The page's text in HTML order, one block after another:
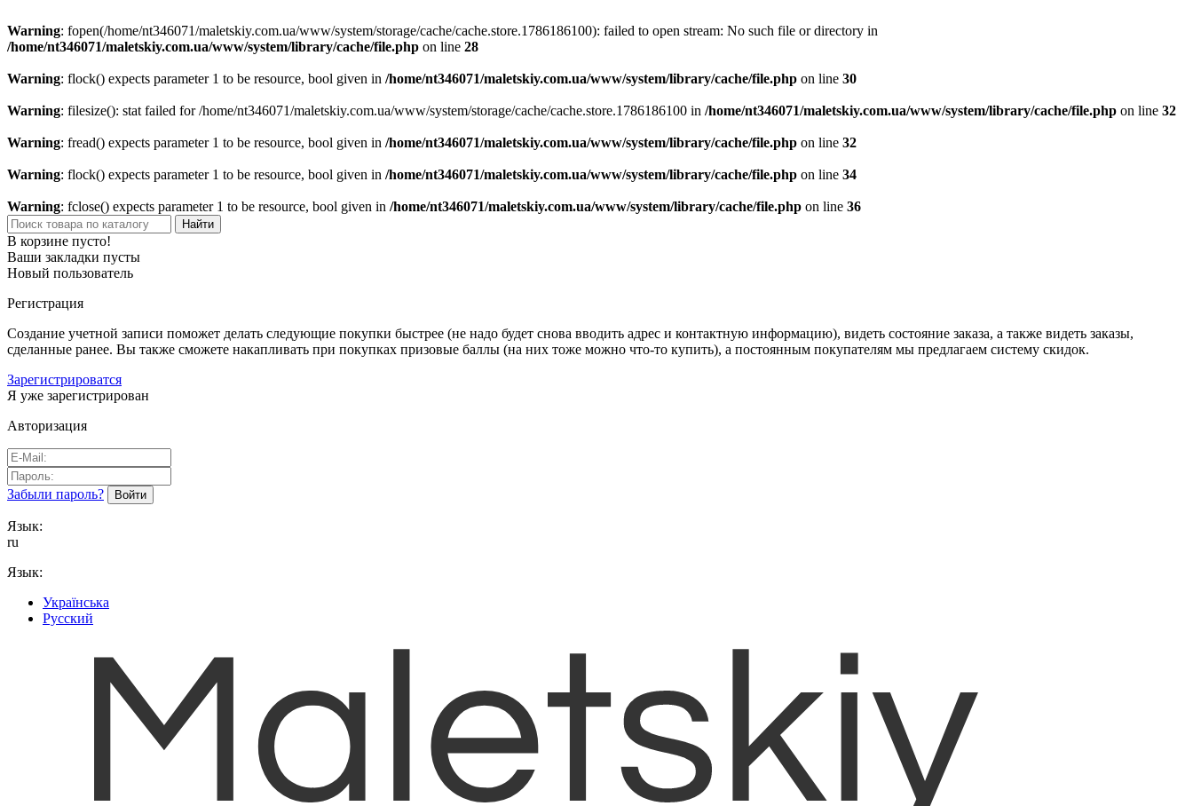
Warning: fopen(/home/nt346071/maletskiy.com.ua/www/system/storage/cache/cache.store.1786186100): failed to open stream: No such file or directory in
/home/nt346071/maletskiy.com.ua/www/system/library/cache/file.php on line 28
Warning: flock() expects parameter 1 to be resource, bool given in /home/nt346071/maletskiy.com.ua/www/system/library/cache/file.php on line 30
Warning: filesize(): stat failed for /home/nt346071/maletskiy.com.ua/www/system/storage/cache/cache.store.1786186100 in /home/nt346071/maletskiy.com.ua/www/system/library/cache/file.php on line 32
Warning: fread() expects parameter 1 to be resource, bool given in /home/nt346071/maletskiy.com.ua/www/system/library/cache/file.php on line 32
Warning: flock() expects parameter 1 to be resource, bool given in /home/nt346071/maletskiy.com.ua/www/system/library/cache/file.php on line 34
Warning: fclose() expects parameter 1 to be resource, bool given in /home/nt346071/maletskiy.com.ua/www/system/library/cache/file.php on line 36
Найти
В корзине пусто!
Ваши закладки пусты
Новый пользователь
Регистрация
Создание учетной записи поможет делать следующие покупки быстрее (не надо будет снова вводить адрес и контактную информацию), видеть состояние заказа, а также видеть заказы,
сделанные ранее. Вы также сможете накапливать при покупках призовые баллы (на них тоже можно что-то купить), а постоянным покупателям мы предлагаем систему скидок.
Зарегистрироватся
Я уже зарегистрирован
Авторизация
Забыли пароль?
Язык:
ru
Язык:
Українська
Русский